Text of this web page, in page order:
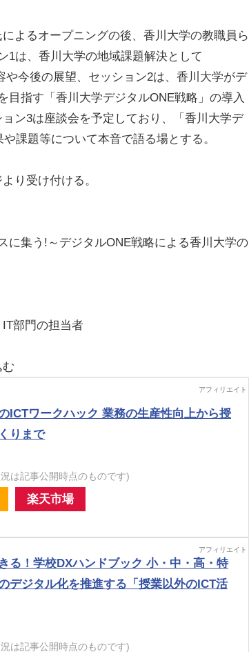
よるオープニングの後、香川大学の教職員ら
1は、香川大学の地域課題解決として
今後の展望、セッション2は、香川大学がデ
目指す「香川大学デジタルONE戦略」の導入
ン3は座談会を予定しており、「香川大学デ
課題等について本音で語る場とする。
り受け付ける。
に集う!～デジタルONE戦略による香川大学の
部門の担当者
ICTワークハック 業務の生産性向上から授
りまで
は記事公開時点のものです)
楽天市場
る！学校DXハンドブック 小・中・高・特
デジタル化を推進する「授業以外のICT活
は記事公開時点のものです)